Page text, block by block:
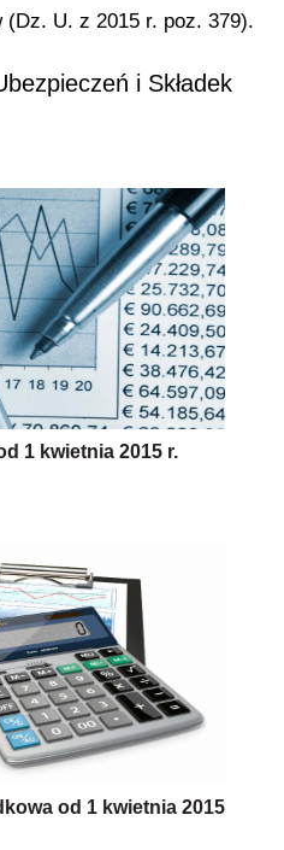
U. z 2015 r. poz. 379).
i Składek
1 kwietnia 2015 r.
od 1 kwietnia 2015